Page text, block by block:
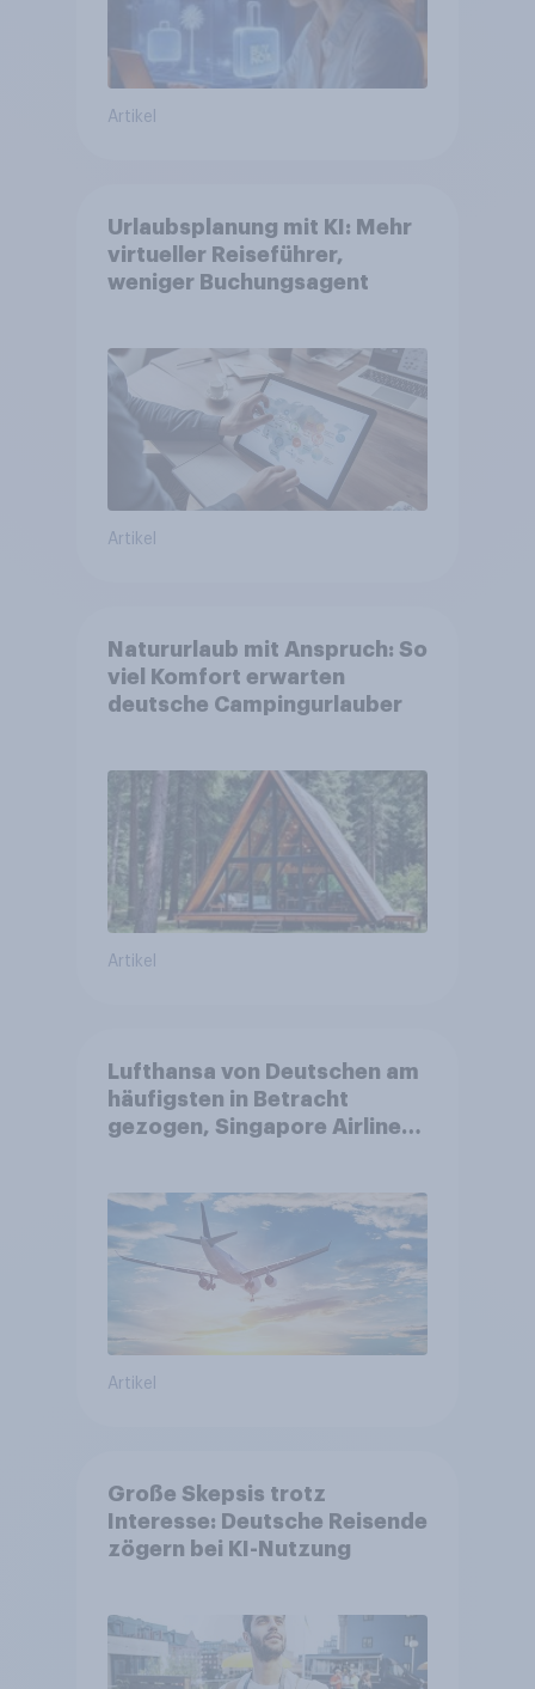
Artikel
Urlaubsplanung mit KI: Mehr
virtueller Reiseführer,
weniger Buchungsagent
Artikel
Natururlaub mit Anspruch: So
viel Komfort erwarten
deutsche Campingurlauber
Artikel
Lufthansa von Deutschen am
häufigsten in Betracht
gezogen, Singapore Airlines
Artikel
Große Skepsis trotz
Interesse: Deutsche Reisende
zögern bei KI-Nutzung